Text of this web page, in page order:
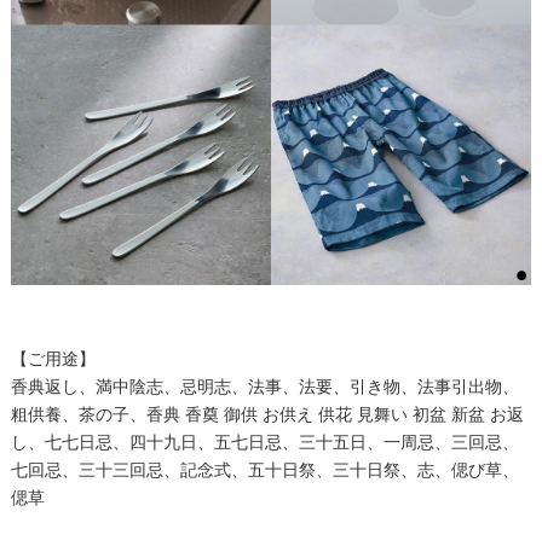
【ご用途】
香典返し、満中陰志、忌明志、法事、法要、引き物、法事引出物、
粗供養、茶の子、香典 香奠 御供 お供え 供花 見舞い 初盆 新盆 お返
し、七七日忌、四十九日、五七日忌、三十五日、一周忌、三回忌、
七回忌、三十三回忌、記念式、五十日祭、三十日祭、志、偲び草、
偲草